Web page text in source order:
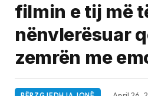
filmin e tij më
nënvlerësuar
zemrën me